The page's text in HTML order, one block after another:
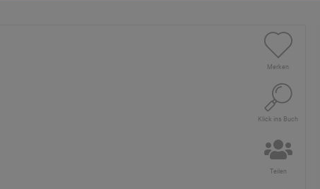
Merken
Klick ins Buch
Teilen